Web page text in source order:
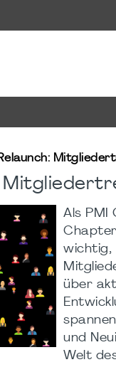
Als PMI
wichtig,
über
und
Welt